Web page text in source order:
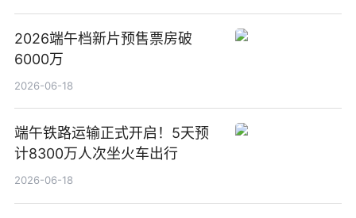
2026端午档新片预售票房破
6000万
2026-06-18
端午铁路运输正式开启！5天预
计8300万人次坐火车出行
2026-06-18